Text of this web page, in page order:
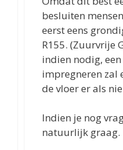
besluiten
eerst eens
R155. (Zuurvrije
indien nodig,
impregneren zal
de vloer er als
Indien je nog
natuurlijk graag.